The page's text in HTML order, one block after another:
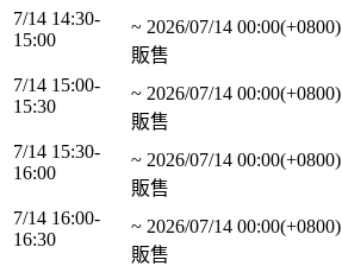
7/14 14:30-
15:00
~ 2026/07/14 00:00(+0800)
販售
7/14 15:00-
15:30
~ 2026/07/14 00:00(+0800)
販售
7/14 15:30-
16:00
~ 2026/07/14 00:00(+0800)
販售
7/14 16:00-
16:30
~ 2026/07/14 00:00(+0800)
販售